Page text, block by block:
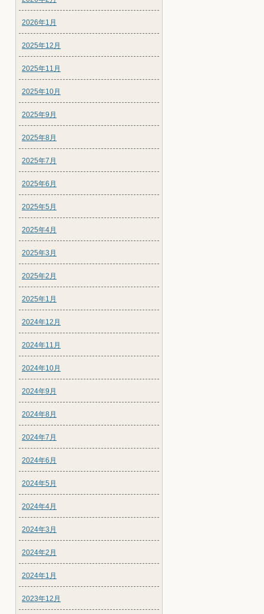
2026年1月
2025年12月
2025年11月
2025年10月
2025年9月
2025年8月
2025年7月
2025年6月
2025年5月
2025年4月
2025年3月
2025年2月
2025年1月
2024年12月
2024年11月
2024年10月
2024年9月
2024年8月
2024年7月
2024年6月
2024年5月
2024年4月
2024年3月
2024年2月
2024年1月
2023年12月